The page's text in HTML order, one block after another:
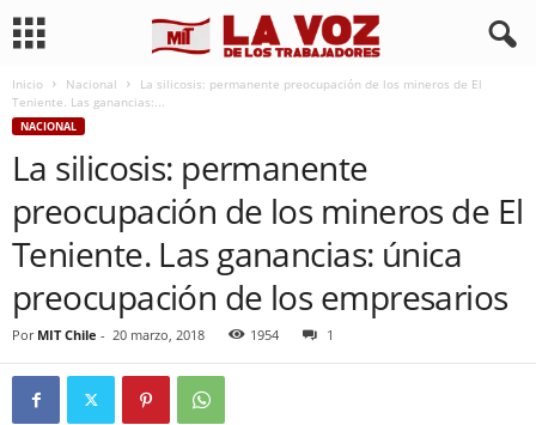
Inicio Nacional
La silicosis: permanente preocupación de los mineros de El
Teniente. Las ganancias:...
NACIONAL
La silicosis: permanente
preocupación de los mineros de El
Teniente. Las ganancias: única
preocupación de los empresarios
Por MIT Chile - 20 marzo, 2018 1954 1